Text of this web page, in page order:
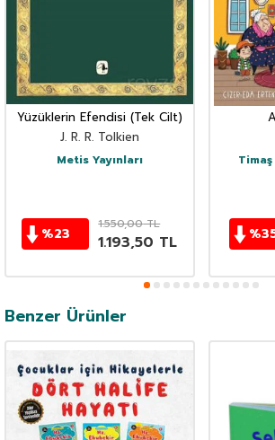
Yüzüklerin Efendisi (Tek Cilt)
J. R. R. Tolkien
Metis Yayınları
%23
1.550,00TL
1.193,50 TL %
Benzer Ürünler